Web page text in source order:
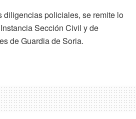
diligencias policiales, se remite lo
Sección Civil y de
de Guardia de Soria.